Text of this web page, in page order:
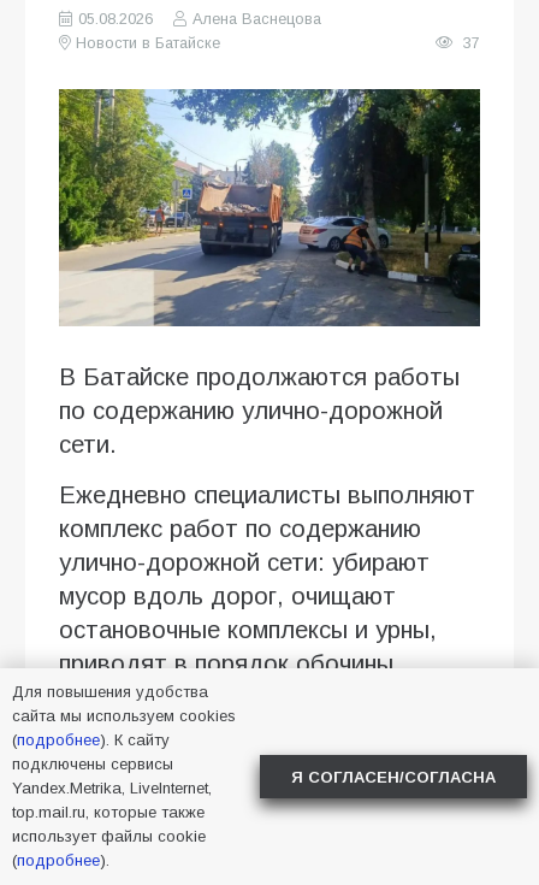
05.08.2026
Алена Васнецова
Новости в Батайске
37
В Батайске продолжаются работы
по содержанию улично-дорожной
сети.
Ежедневно специалисты выполняют
комплекс работ по содержанию
улично-дорожной сети: убирают
мусор вдоль дорог, очищают
остановочные комплексы и урны,
приводят в порядок обочины.
Работы продолжаются в разных
районах города
Фото УЖКХ
Для повышения удобства
сайта мы используем cookies
(подробнее). К сайту
подключены сервисы
Yandex.Metrika, LiveInternet,
top.mail.ru, которые также
использует файлы cookie
(подробнее).
Я СОГЛАСЕН/СОГЛАСНА